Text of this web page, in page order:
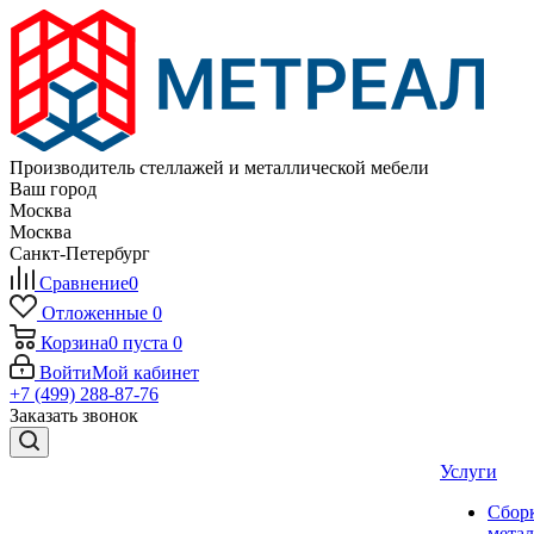
Производитель стеллажей и металлической мебели
Ваш город
Москва
Москва
Санкт-Петербург
Сравнение0
Отложенные 0
Корзина0 пуста 0
ВойтиМой кабинет
+7 (499) 288-87-76
Заказать звонок
Услуги